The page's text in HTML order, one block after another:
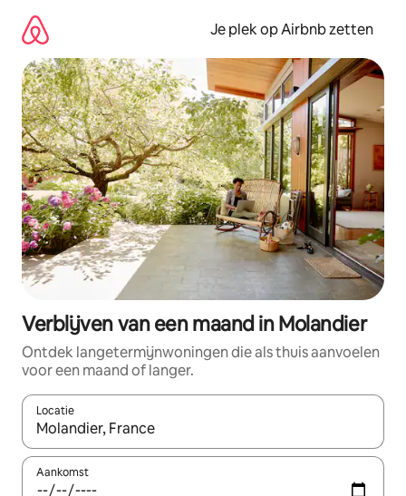
direct
naar
inhoud
Je plek op Airbnb zetten
Verblijven van een maand in Molandier
Ontdek langetermijnwoningen die als thuis aanvoelen
voor een maand of langer.
Locatie
Wanneer er resultaten beschikbaar zijn, maak je een keuze
Aankomst